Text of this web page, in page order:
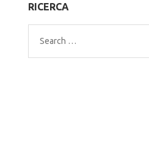
RICERCA
Search
for: